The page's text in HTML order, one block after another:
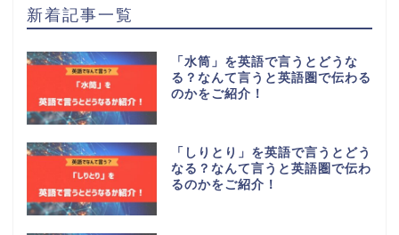
新着記事一覧
「水筒」を英語で言うとどうな
る？なんて言うと英語圏で伝わる
のかをご紹介！
「しりとり」を英語で言うとどう
なる？なんて言うと英語圏で伝わ
るのかをご紹介！